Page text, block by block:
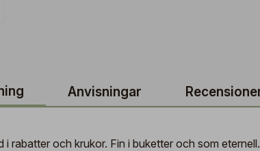
Anvisningar
rabatter och krukor. Fin i buketter och som